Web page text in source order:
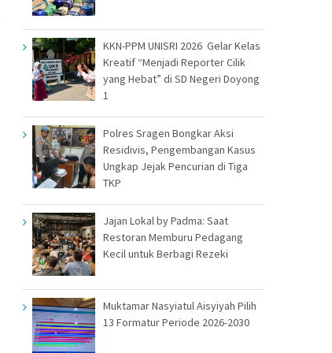
KKN-PPM UNISRI 2026 Gelar Kelas
Kreatif “Menjadi Reporter Cilik
yang Hebat” di SD Negeri Doyong
1
Polres Sragen Bongkar Aksi
Residivis, Pengembangan Kasus
Ungkap Jejak Pencurian di Tiga
TKP
Jajan Lokal by Padma: Saat
Restoran Memburu Pedagang
Kecil untuk Berbagi Rezeki
Muktamar Nasyiatul Aisyiyah Pilih
13 Formatur Periode 2026-2030